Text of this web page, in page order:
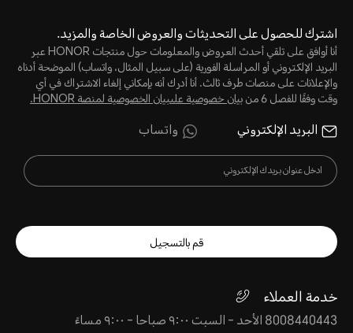
اشترك للحصول على التحديثات والعروض الخاصة والمزيد.
أنا أوافق على تلقي أحدث العروض والمعلومات حول منتجات HONOR عبر
البريد الإلكتروني أو المراسلة الفورية (على سبيل المثال، واتساب) الموضحة أدناه
والإعلانات على منصات طرف ثالث. أنا أدرك أنه بإمكاني إلغاء الاشتراك في أي
وقت وفقًا للفصل 6 من
بيان خصوصية علىبيان الخصوصية لمنصة HONOR‬.
البريد الإلكتروني واتساب
قم بالتسجيل
خدمة العملاء
8008440443 الأحد - السبت ٩:٠٠ صباحا - ٩:٠٠ مساءً